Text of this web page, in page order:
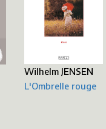
Wilhelm JENSEN
L'Ombrelle rouge